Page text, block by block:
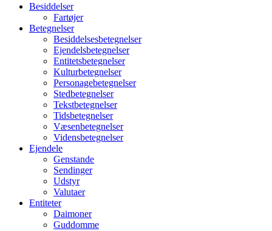
Besiddelser
Fartøjer
Betegnelser
Besiddelsesbetegnelser
Ejendelsbetegnelser
Entitetsbetegnelser
Kulturbetegnelser
Personagebetegnelser
Stedbetegnelser
Tekstbetegnelser
Tidsbetegnelser
Væsenbetegnelser
Vidensbetegnelser
Ejendele
Genstande
Sendinger
Udstyr
Valutaer
Entiteter
Daimoner
Guddomme